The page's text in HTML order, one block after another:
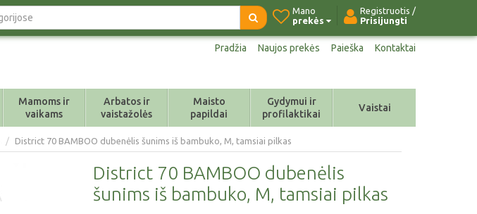
Registruotis /
Prisijungti
Mano
prekės
Pradžia Naujos prekės Paieška Kontaktai
Mamoms ir
vaikams
Arbatos ir
vaistažolės
Maisto
papildai
Gydymui ir
profilaktikai
Vaistai
/ District 70 BAMBOO dubenėlis šunims iš bambuko, M, tamsiai pilkas
District 70 BAMBOO dubenėlis
šunims iš bambuko, M, tamsiai pilkas